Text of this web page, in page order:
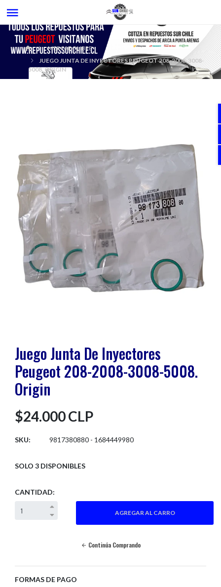
MERCADOLIBRE
JUEGO JUNTA DE INYECTORES PEUGEOT 208-2008-3008-
5008. ORIGIN
Juego Junta De Inyectores
Peugeot 208-2008-3008-5008.
Origin
$24.000 CLP
SKU: 9817380880 - 1684449980
SOLO 3 DISPONIBLES
CANTIDAD:
Continúa Comprando
FORMAS DE PAGO